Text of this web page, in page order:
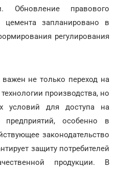
Обновление правового
цемента запланировано в
регулирования
не только переход на
производства, но
условий для доступа на
особенно в
законодательство
защиту потребителей
продукции. В